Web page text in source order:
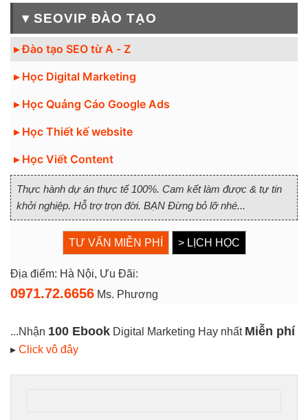
▾ SEOVIP ĐÀO TẠO
▸ Đào tạo SEO từ A - Z
▸ Học Digital Marketing
▸ Học Quảng Cáo Google Ads
▸ Học Thiết kế website
▸ Học Viết Content
Thực hành dự án thực tế 100%. Cam kết làm được & tự tin
khởi nghiệp. Hỗ trợ trọn đời. BẠN Đừng bỏ lỡ nhé...
TƯ VẤN MIỄN PHÍ > LỊCH HỌC
Địa điểm: Hà Nội, Ưu Đãi:
0971.72.6656 Ms. Phương
...Nhận 100 Ebook Digital Marketing Hay nhất Miễn phí
▸ Click vô đây